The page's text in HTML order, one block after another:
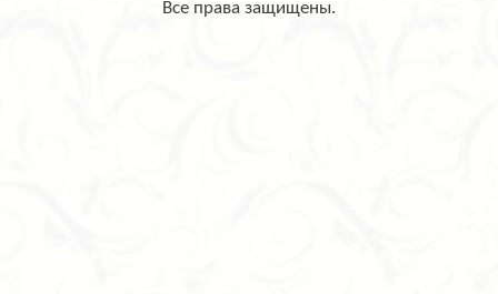
Все права защищены.